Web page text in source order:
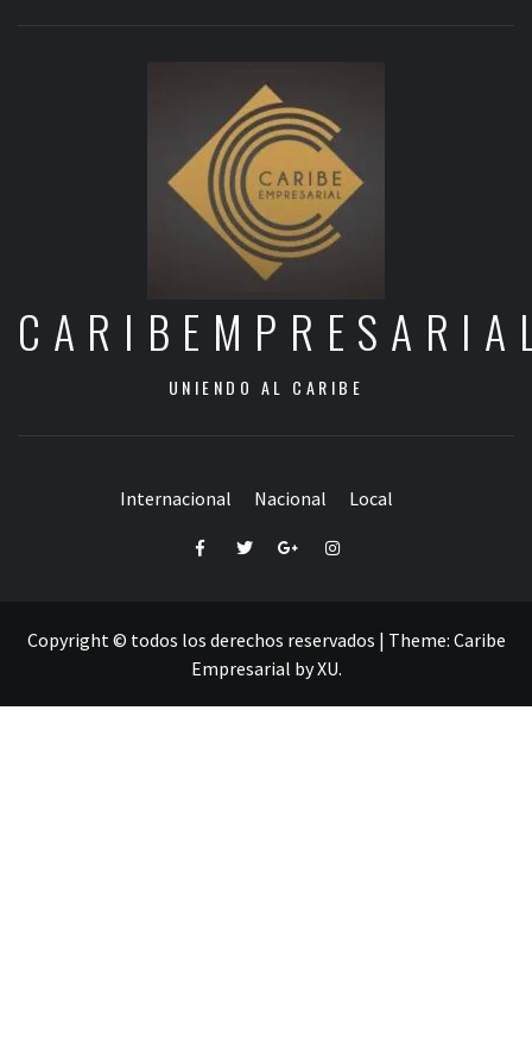
UNIENDO AL CARIBE
Internacional Nacional Local
FacebookTwitterGoogle+Instagram
Copyright © todos los derechos reservados | Theme: Caribe
Empresarial byXU.